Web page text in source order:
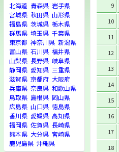
北海道 青森県 岩手県
宮城県 秋田県 山形県
福島県 茨城県 栃木県
群馬県 埼玉県 千葉県
東京都 神奈川県 新潟県
富山県 石川県 福井県
山梨県 長野県 岐阜県
静岡県 愛知県 三重県
滋賀県 京都府 大阪府
兵庫県 奈良県 和歌山県
鳥取県 島根県 岡山県
広島県 山口県 徳島県
香川県 愛媛県 高知県
福岡県 佐賀県 長崎県
熊本県 大分県 宮崎県
鹿児島県 沖縄県
9
10
11
12
13
14
15
16
17
18